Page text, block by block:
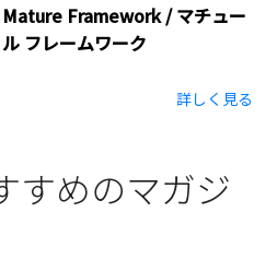
Mature Framework / マチュー
ル フレームワーク
詳しく見る
すめのマガジ